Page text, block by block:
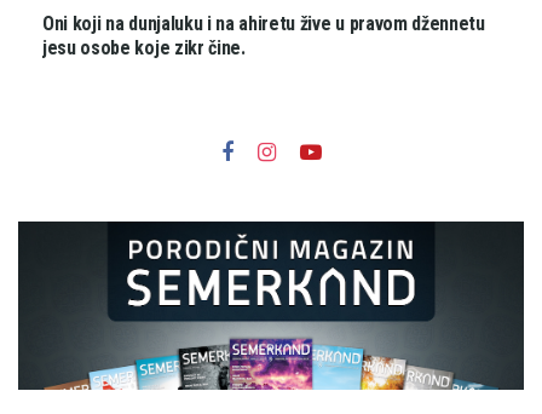
Oni koji na dunjaluku i na ahiretu žive u pravom džennetu
jesu osobe koje zikr čine.